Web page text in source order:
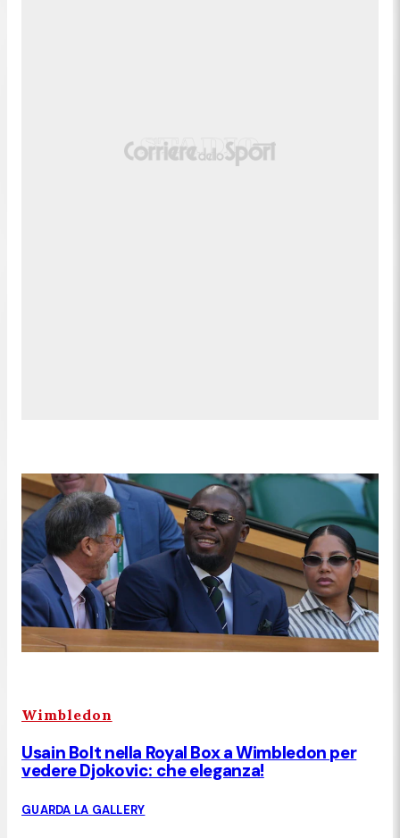
Wimbledon
Usain Bolt nella Royal Box a Wimbledon per
vedere Djokovic: che eleganza!
GUARDA LA GALLERY